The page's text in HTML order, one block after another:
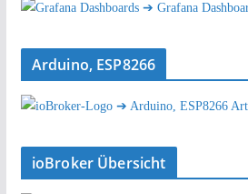
➔ Grafana
Arduino, ESP8266
➔ Arduino, ESP8266
ioBroker Übersicht